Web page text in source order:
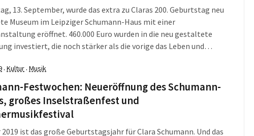
13. September, wurde das extra zu Claras 200. Geburtstag neu
Museum im Leipziger Schumann-Haus mit einer
eröffnet. 460.000 Euro wurden in die neu gestaltete
investiert, die noch stärker als die vorige das Leben und
· Kultur· Musik
Festwochen: Neueröffnung des Schumann-
großes Inselstraßenfest und
2019 ist das große Geburtstagsjahr für Clara Schumann. Und das